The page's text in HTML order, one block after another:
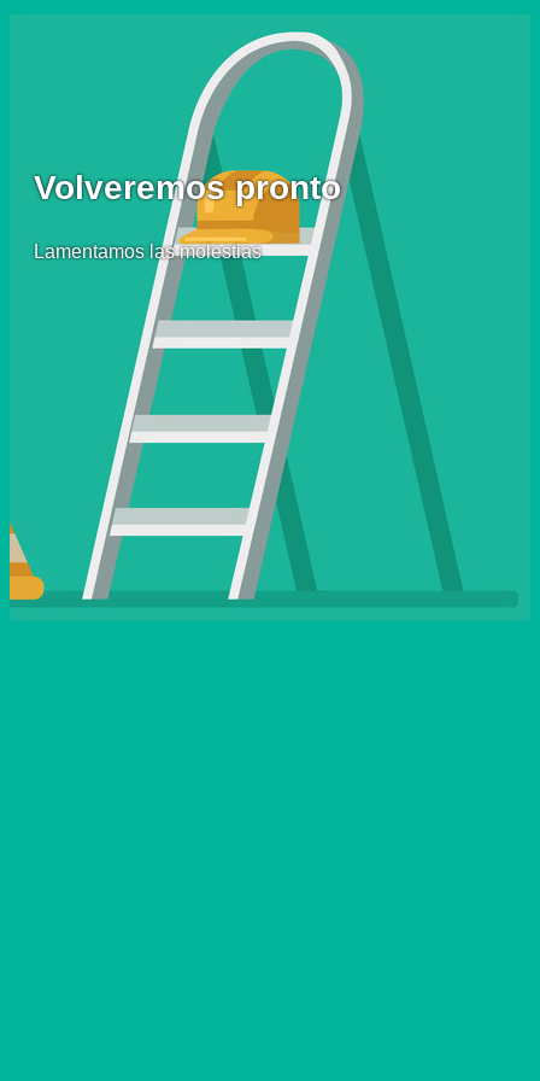
Volveremos pronto
Lamentamos las molestias